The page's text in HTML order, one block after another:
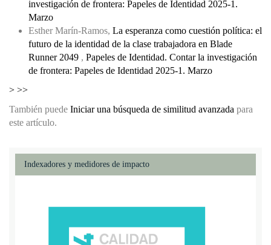
investigación de frontera: Papeles de Identidad 2025-1.
Marzo
Esther Marín-Ramos, La esperanza como cuestión política: el
futuro de la identidad de la clase trabajadora en Blade
Runner 2049 , Papeles de Identidad. Contar la investigación
de frontera: Papeles de Identidad 2025-1. Marzo
> >>
También puede Iniciar una búsqueda de similitud avanzada para
este artículo.
Indexadores y medidores de impacto